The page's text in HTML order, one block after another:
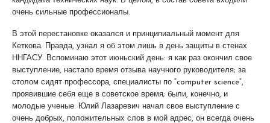
очень сильные профессионалы.
В этой перестановке оказался и принципиальный момент для
Кеткова. Правда, узнал я об этом лишь в день защиты в стенах
ННГАСУ. Вспоминаю этот июньский день: я как раз окончил свое
выступление, настало время отзыва научного руководителя; за
столом сидят профессора, специалисты по “computer science”,
проявившие себя еще в советское время; были, конечно, и
молодые ученые. Юлий Лазаревич начал свое выступление с
очень добрых, положительных слов в мой адрес, он всегда очень